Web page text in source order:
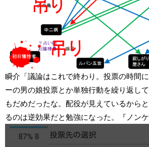
瞬介「議論はこれで終わり。投票の時間
ーの男の娘投票とか単独行動を繰り返し
もだめだったな。配役が見えているから
るのは逆効果だと勉強になった。『ノン